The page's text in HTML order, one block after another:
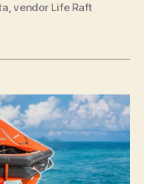
,vendor Life Raft